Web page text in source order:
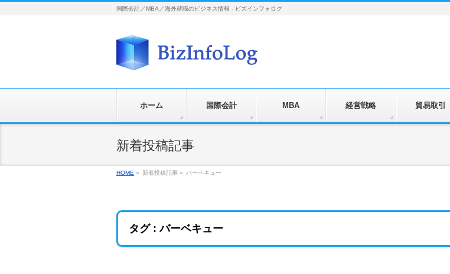
国際会計／MBA／海外就職のビジネス情報 - ビズインフォログ
ホーム 国際会計 MBA 経営戦略 貿易取引
新着投稿記事
HOME » 新着投稿記事 » バーベキュー
タグ : バーベキュー